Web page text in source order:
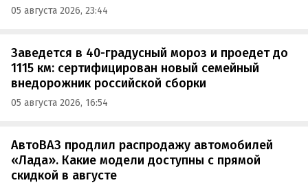
05 августа 2026, 23:44
Заведется в 40-градусный мороз и проедет до
1115 км: сертифицирован новый семейный
внедорожник российской сборки
05 августа 2026, 16:54
АвтоВАЗ продлил распродажу автомобилей
«Лада». Какие модели доступны с прямой
скидкой в августе